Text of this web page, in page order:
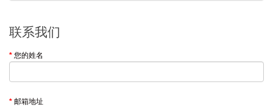
联系我们
您的姓名
邮箱地址